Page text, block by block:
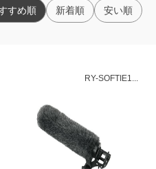
すめ順 新着順 安い順
RY-SOFTIE1...